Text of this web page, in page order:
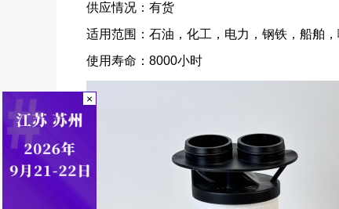
供应情况：有货
适用范围：石油，化工，电力，钢铁，船舶
使用寿命：8000小时
×